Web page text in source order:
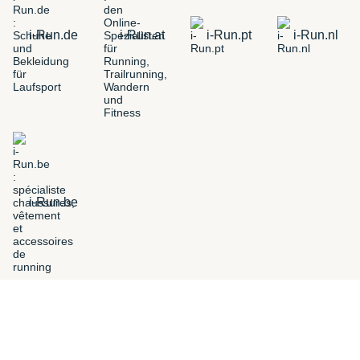
i-Run.de i-Run.at i-Run.pt i-Run.nl
i-Run.be